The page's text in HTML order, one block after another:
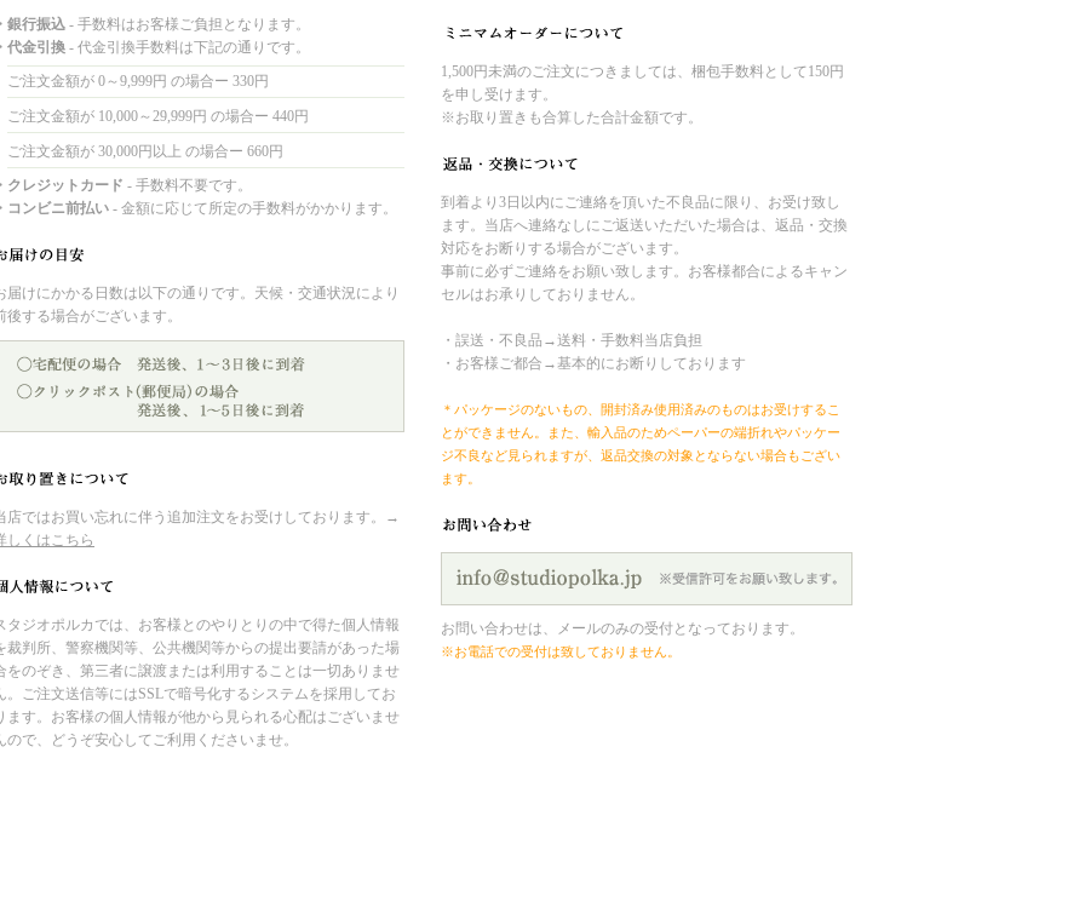
銀行振込 - 手数料はお客様ご負担となります。
代金引換 - 代金引換手数料は下記の通りです。
ご注文金額が 0～9,999円 の場合ー 330円
ご注文金額が 10,000～29,999円 の場合ー 440円
ご注文金額が 30,000円以上 の場合ー 660円
クレジットカード - 手数料不要です。
コンビニ前払い - 金額に応じて所定の手数料がかかります。
届けにかかる日数は以下の通りです。天候・交通状況により
後する場合がございます。
店ではお買い忘れに伴う追加注文をお受けしております。→
しくはこちら
タジオポルカでは、お客様とのやりとりの中で得た個人情報
裁判所、警察機関等、公共機関等からの提出要請があった場
をのぞき、第三者に譲渡または利用することは一切ありませ
。ご注文送信等にはSSLで暗号化するシステムを採用してお
ます。お客様の個人情報が他から見られる心配はございませ
ので、どうぞ安心してご利用くださいませ。
1,500円未満のご注文につきましては、梱包手数料として150円
を申し受けます。
※お取り置きも合算した合計金額です。
到着より3日以内にご連絡を頂いた不良品に限り、お受け致し
ます。当店へ連絡なしにご返送いただいた場合は、返品・交換
対応をお断りする場合がございます。
事前に必ずご連絡をお願い致します。お客様都合によるキャン
セルはお承りしておりません。
・誤送・不良品→送料・手数料当店負担
・お客様ご都合→基本的にお断りしております
＊パッケージのないもの、開封済み使用済みのものはお受けするこ
とができません。また、輸入品のためペーパーの端折れやパッケー
ジ不良など見られますが、返品交換の対象とならない場合もござい
ます。
お問い合わせは、メールのみの受付となっております。
※お電話での受付は致しておりません。